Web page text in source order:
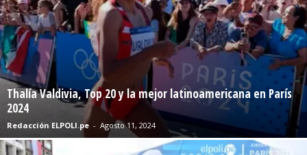
Thalía Valdivia, Top 20 y la mejor latinoamericana en París
2024
Redacción ELPOLI.pe - Agosto 11, 2024